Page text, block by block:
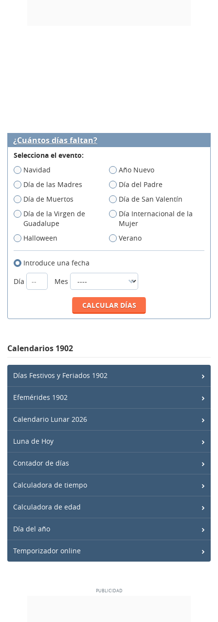
¿Cuántos días faltan?
Selecciona el evento:
Navidad
Año Nuevo
Día de las Madres
Día del Padre
Día de Muertos
Día de San Valentín
Día de la Virgen de
Guadalupe
Día Internacional de la
Mujer
Halloween
Verano
Introduce una fecha
Día
Mes
Calendarios 1902
Días Festivos y Feriados 1902
Efemérides 1902
Calendario Lunar 2026
Luna de Hoy
Contador de días
Calculadora de tiempo
Calculadora de edad
Día del año
Temporizador online